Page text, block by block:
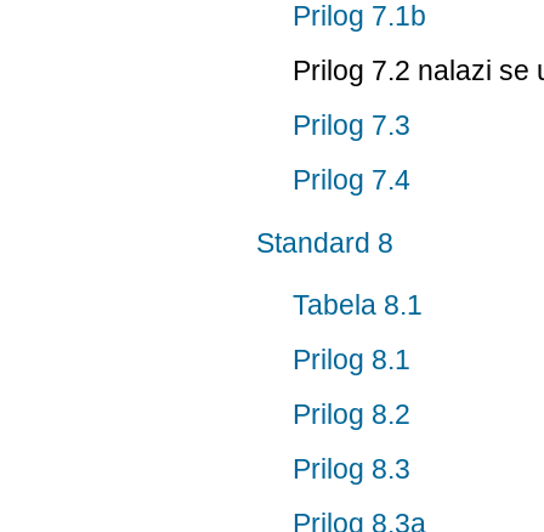
Prilog 7.1b
Prilog 7.2 nalazi se
Prilog 7.3
Prilog 7.4
Standard 8
Tabela 8.1
Prilog 8.1
Prilog 8.2
Prilog 8.3
Prilog 8.3a